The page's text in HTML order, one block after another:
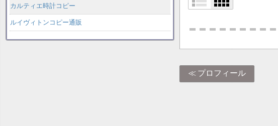
プロフィール
カルティエ時計コピー
ルイヴィトンコピー通販